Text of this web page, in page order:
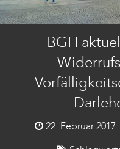
BGH
Posted
22. Februar 2017